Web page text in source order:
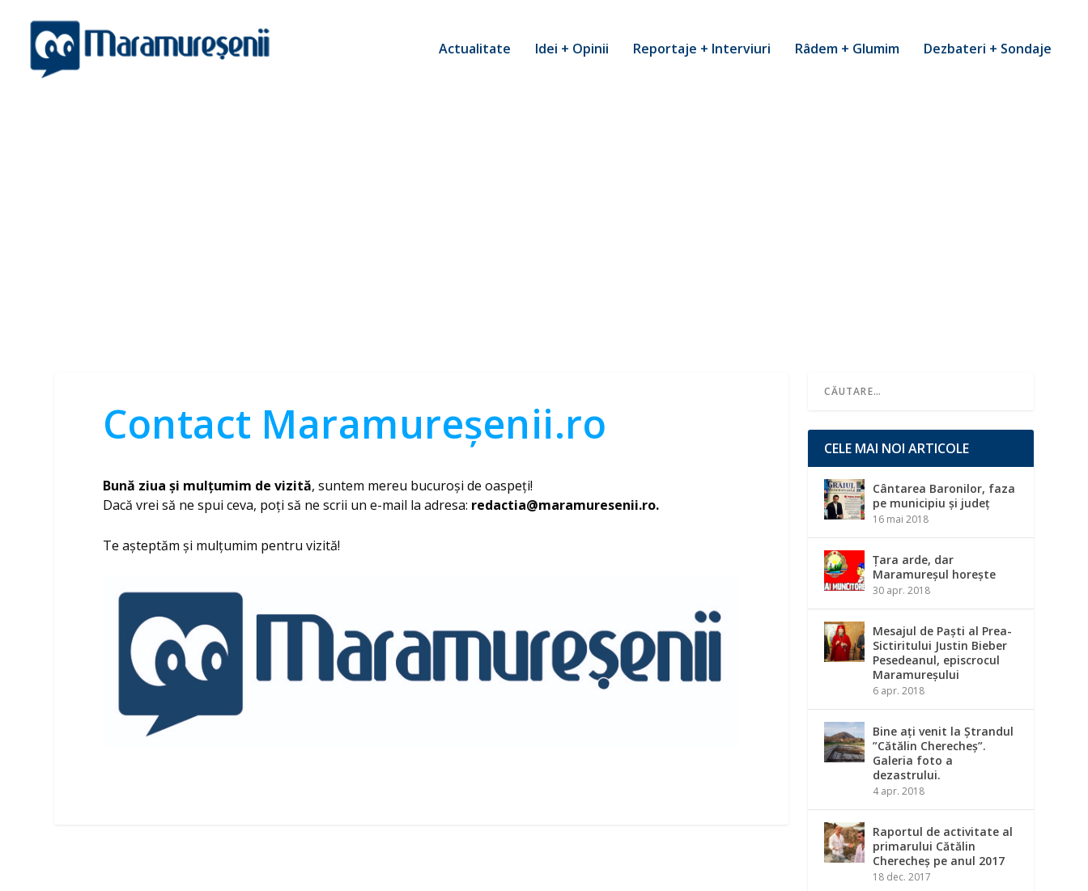
Actualitate Idei + Opinii Reportaje + Interviuri Râdem + Glumim Dezbateri + Sondaje
Contact Maramureșenii.ro
Bună ziua și mulțumim de vizită, suntem mereu bucuroși de oaspeți!
Dacă vrei să ne spui ceva, poți să ne scrii un e-mail la adresa: redactia@maramuresenii.ro.
Te așteptăm și mulțumim pentru vizită!
CELE MAI NOI ARTICOLE
Cântarea Baronilor, faza
pe municipiu și județ
16 mai 2018
Țara arde, dar
Maramureșul horește
30 apr. 2018
Mesajul de Paști al Prea-
Sictiritului Justin Bieber
Pesedeanul, episcrocul
Maramureșului
6 apr. 2018
Bine ați venit la Ștrandul
”Cătălin Cherecheș”.
Galeria foto a
dezastrului.
4 apr. 2018
Raportul de activitate al
primarului Cătălin
Cherecheș pe anul 2017
18 dec. 2017